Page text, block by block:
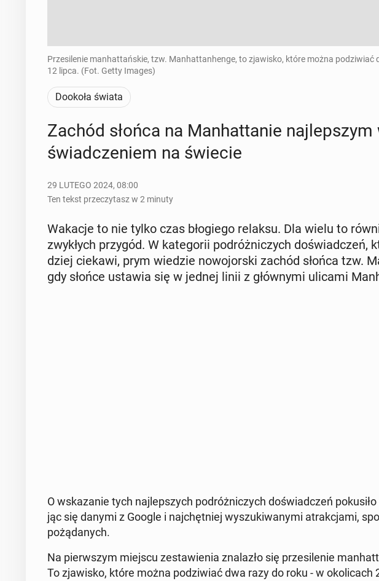
Przesilenie manhattańskie, tzw. Manhattanhenge, to zjawisko, które można podziwiać
12 lipca. (Fot. Getty Images)
Dookoła świata
Zachód słońca na Man­hat­ta­nie
świad­cze­niem na świecie
29 LUTEGO 2024, 08:00
Ten tekst przeczytasz w 2 minuty
Wakacje to nie tylko czas bło­gie­go relaksu. Dla wielu to
zwy­kłych przygód. W ka­te­go­rii po­dróż­ni­czych
dziej ciekawi, prym wiedzie no­wo­jor­ski zachód słońca tzw.
gdy słońce ustawia się w jednej linii z głów­ny­mi ulicami
O wska­za­nie tych naj­lep­szych po­dróż­ni­czych do­świad­czeń
jąc się danymi z Google i naj­chęt­niej wy­szu­ki­wa­ny­mi atrak­cja­mi,
po­żą­da­nych.
Na pierw­szym miejscu ze­sta­wie­nia zna­la­zło się prze­si­le­nie
To zja­wi­sko, które można po­dzi­wiać dwa razy do roku - w oko­li­cach